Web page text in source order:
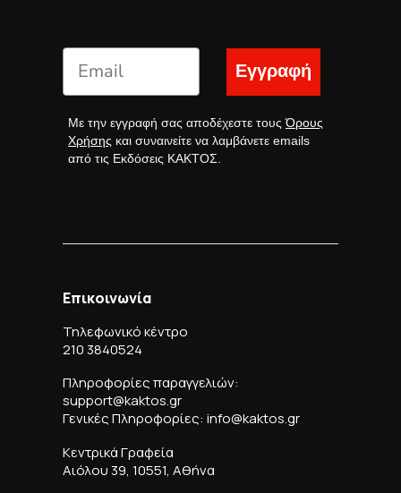
Εγγραφή
Με την εγγραφή σας αποδέχεστε τουςΌρους
Χρήσης και συναινείτε να λαμβάνετε emails
από τις Εκδόσεις ΚΑΚΤΟΣ.
Επικοινωνία
Τηλεφωνικό κέντρο
210 3840524
Πληροφορίες παραγγελιών:
support@kaktos.gr
Γενικές Πληροφορίες: info@kaktos.gr
Κεντρικά Γραφεία
Αιόλου 39, 10551, Αθήνα